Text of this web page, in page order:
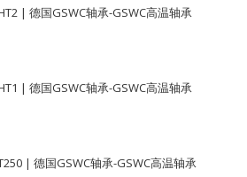
| 德国GSWC轴承-GSWC高温轴承
| 德国GSWC轴承-GSWC高温轴承
| 德国GSWC轴承-GSWC高温轴承